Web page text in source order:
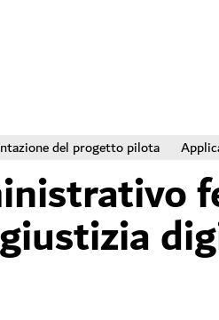
del progetto pilota